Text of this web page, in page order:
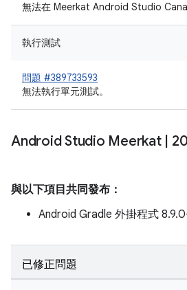
無法在 Meerkat Android Studio
執行測試
問題 #389733593
無法執行單元測試。
Android Studio Meerkat
與以下項目共同發布：
Android Gradle 外掛程式
已修正問題